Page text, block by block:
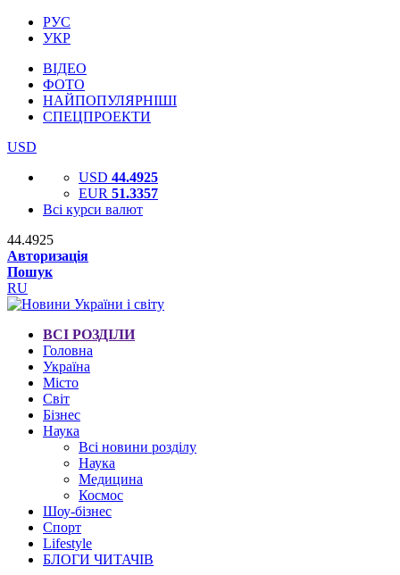
РУС
УКР
ВІДЕО
ФОТО
НАЙПОПУЛЯРНІШІ
СПЕЦПРОЕКТИ
USD
USD 44.4925
EUR 51.3357
Всі курси валют
44.4925
Авторизація
Пошук
RU
ВСІ РОЗДІЛИ
Головна
Україна
Місто
Світ
Бізнес
Наука
Всі новини розділу
Наука
Медицина
Космос
Шоу-бізнес
Спорт
Lifestyle
БЛОГИ ЧИТАЧІВ